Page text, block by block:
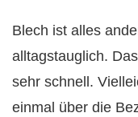
Blech ist alles
alltagstauglich.
sehr schnell.
einmal über die